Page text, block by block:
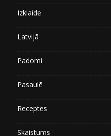
Izklaide
Latvijā
Padomi
Pasaulē
Receptes
Skaistums